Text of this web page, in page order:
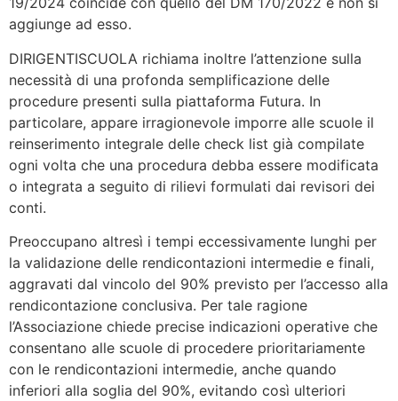
aggiunge ad esso.
DIRIGENTISCUOLA richiama inoltre l’attenzione sulla
necessità di una profonda semplificazione delle
procedure presenti sulla piattaforma Futura. In
particolare, appare irragionevole imporre alle scuole il
reinserimento integrale delle check list già compilate
ogni volta che una procedura debba essere modificata
o integrata a seguito di rilievi formulati dai revisori dei
conti.
Preoccupano altresì i tempi eccessivamente lunghi per
la validazione delle rendicontazioni intermedie e finali,
aggravati dal vincolo del 90% previsto per l’accesso alla
rendicontazione conclusiva. Per tale ragione
l’Associazione chiede precise indicazioni operative che
consentano alle scuole di procedere prioritariamente
con le rendicontazioni intermedie, anche quando
inferiori alla soglia del 90%, evitando così ulteriori